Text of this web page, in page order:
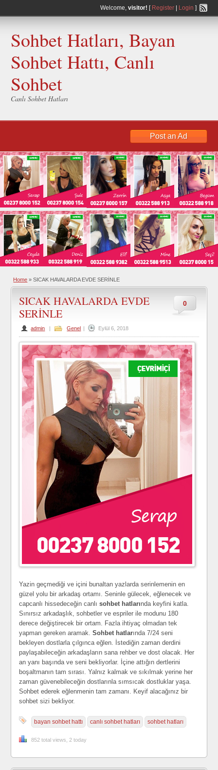
Welcome, visitor! [ Register| Login ]
Sohbet Hatları, Bayan
Sohbet Hattı, Canlı
Sohbet
Canlı Sohbet Hatları
Post an Ad
Home » SICAK HAVALARDA EVDE SERİNLE
0
SICAK HAVALARDA EVDE
SERİNLE
admin | Genel | Eylül 6, 2018
Yazin geçmediği ve içini bunaltan yazlarda serinlemenin en
güzel yolu bir arkadaş ortamı. Seninle gülecek, eğlenecek ve
capcanlı hissedeceğin canlı sohbet hatlarında keyfini katla.
Sınırsız arkadaşlık, sohbetler ve espriler ile modunu 180
derece değiştirecek bir ortam. Fazla ihtiyaç olmadan tek
yapman gereken aramak.Sohbet hatlarında 7/24 seni
bekleyen dostlarla çılgınca eğlen. İstediğin zaman derdini
paylaşabileceğin arkadaşların sana rehber ve dost olacak. Her
an yanı başında ve seni bekliyorlar. İçine attığın dertlerini
boşaltmanın tam sırası. Yalnız kalmak ve sıkılmak yerine her
zaman güvenebileceğin dostlarınla sımsıcak dostluklar yaşa.
Sohbet ederek eğlenmenin tam zamanı. Keyif alacağınız bir
sohbet sizi bekliyor.
bayan sohbet hattı canlı sohbet hatları sohbet hatları
852 total views, 2 today